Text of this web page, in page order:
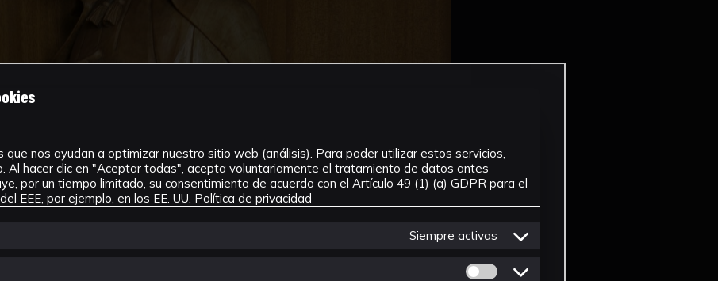
nos ayudan a optimizar nuestro sitio web (análisis). Para poder utilizar estos servicios,
Al hacer clic en "Aceptar todas", acepta voluntariamente el tratamiento de datos antes
por un tiempo limitado, su consentimiento de acuerdo con el Artículo 49 (1) (a) GDPR para el
EEE, por ejemplo, en los EE. UU. Política de privacidad
Siempre activas
Permitir cookies de Personalizacion